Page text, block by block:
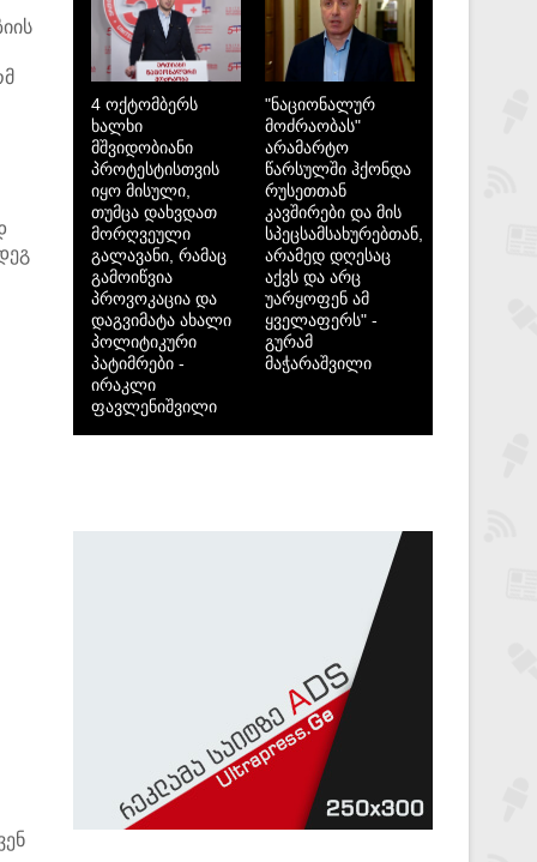
4 ოქტომბერს
ხალხი
მშვიდობიანი
პროტესტისთვის
იყო მისული,
თუმცა დახვდათ
მორღვეული
გალავანი, რამაც
გამოიწვია
პროვოკაცია და
დაგვიმატა ახალი
პოლიტიკური
პატიმრები -
ირაკლი
ფავლენიშვილი
"ნაციონალურ
მოძრაობას"
არამარტო
წარსულში ჰქონდა
რუსეთთან
კავშირები და მის
სპეცსამსახურებთან,
არამედ დღესაც
აქვს და არც
უარყოფენ ამ
ყველაფერს" -
გურამ
მაჭარაშვილი